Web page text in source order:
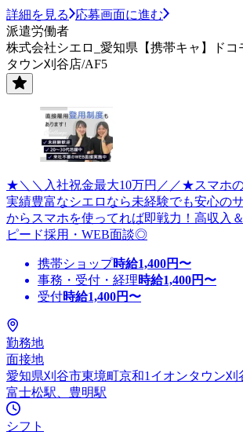
詳細を見る
応募画面に進む
派遣労働者
株式会社シエロ_愛知県【携帯キャ】ドコ
タウン刈谷店/AF5
★＼＼入社祝金最大10万円／／★スマホ
実績豊富なシエロなら未経験でも安心の
からスマホを使ってれば即戦力！高収入
ピード採用・WEB面談◎
携帯ショップ時給1,400円〜
事務・受付・経理時給1,400円〜
受付時給1,400円〜
勤務地
面接地
愛知県刈谷市東境町京和1イオンタウン刈
富士松駅、豊明駅
シフト